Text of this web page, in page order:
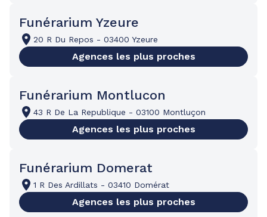
Funérarium Yzeure
20 R Du Repos - 03400 Yzeure
Agences les plus proches
Funérarium Montlucon
43 R De La Republique - 03100 Montluçon
Agences les plus proches
Funérarium Domerat
1 R Des Ardillats - 03410 Domérat
Agences les plus proches